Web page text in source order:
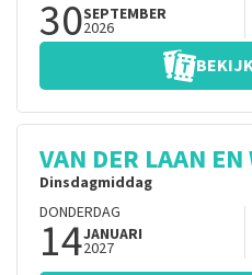
30SEPTEMBER
2026
VAN DER LAAN EN
Dinsdagmiddag
DONDERDAG
14JANUARI
2027